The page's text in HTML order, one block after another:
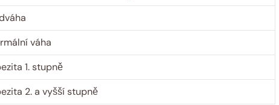
váha
1. ⁢stupně
2. a vyšší stupně